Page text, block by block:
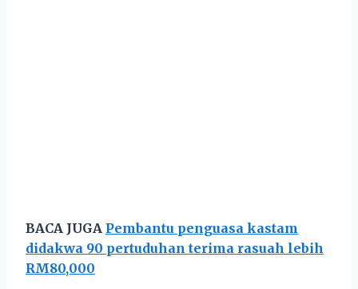
BACA JUGA Pembantu penguasa kastam
didakwa 90 pertuduhan terima rasuah lebih
RM80,000